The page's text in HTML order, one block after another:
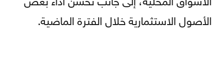
الأصول الاستثمارية خلال الفترة الماضية.